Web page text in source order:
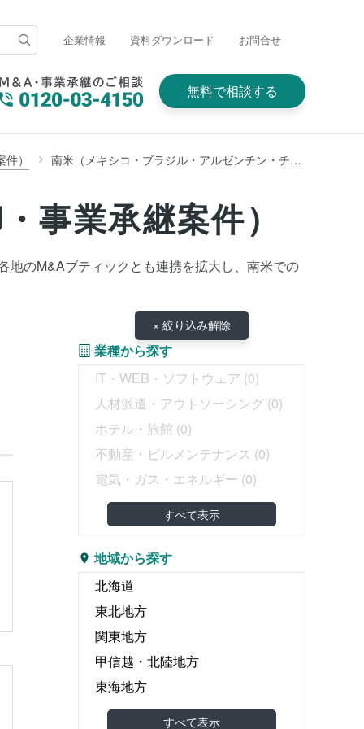
企業情報 資料ダウンロード お問合せ
無料で相談する
） 南米（メキシコ・ブラジル・アルゼンチン・チリ・ペルー・コロンビア・キューバ・ベネズエラ・パラグアイ・ウルグアイほか中米含む）
事業承継案件）
地のM&Aブティックとも連携を拡大し、南米での
× 絞り込み解除
業種から探す
IT・WEB・ソフトウェア (0)
人材派遣・アウトソーシング (0)
ホテル・旅館 (0)
不動産・ビルメンテナンス (0)
電気・ガス・エネルギー (0)
教育・塾(0)
介護・医療・福祉(0)
婚礼・葬儀(0)
物流・運輸・倉庫
リース・レンタル
飲食(0)
広告・出版・印刷
エンタテイメント関連
食品製造・食品卸(0)
すべて表示
地域から探す
北海道
東北地方
関東地方
甲信越・北陸地方
東海地方
関西地方
すべて表示